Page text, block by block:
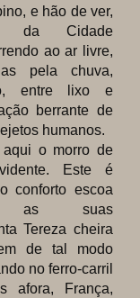
e hão de ver,
da Cidade
ao ar livre,
pela chuva,
entre lixo e
berrante de
humanos.
o morro de
Este é
conforto escoa
as suas
Tereza cheira
de tal modo
no ferro-carril
afora, França,